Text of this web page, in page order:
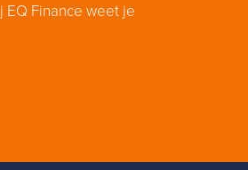
Finance weet je